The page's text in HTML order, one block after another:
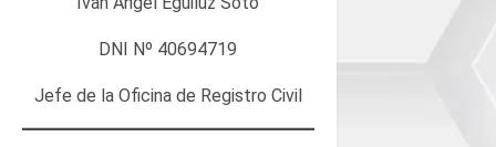
DNI Nº 40694719
Jefe de la Oficina de Registro Civil